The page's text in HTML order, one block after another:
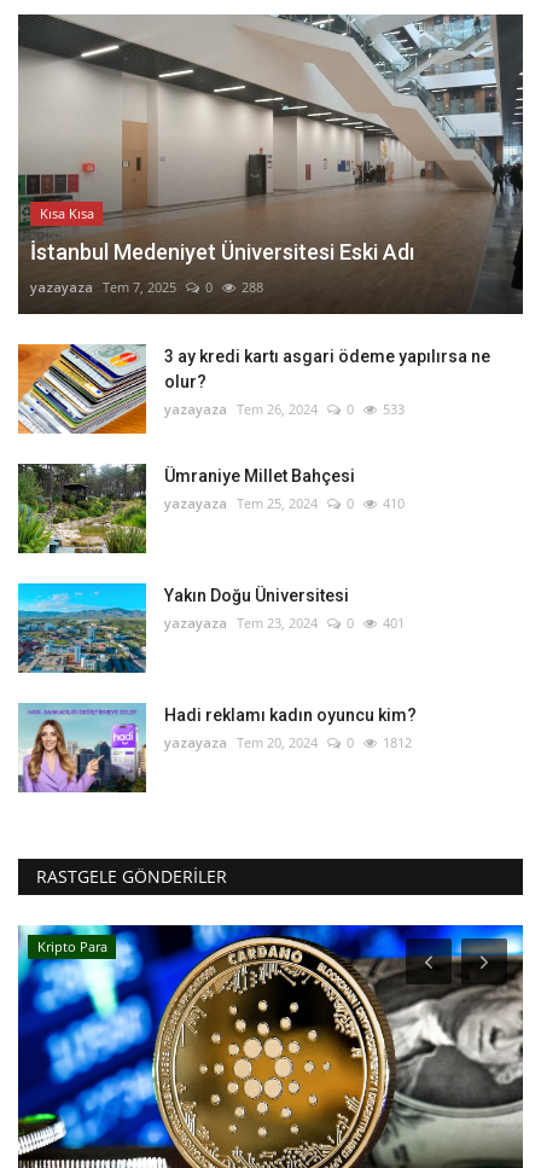
Kısa Kısa
İstanbul Medeniyet Üniversitesi Eski Adı
yazayaza Tem 7, 2025 0 288
3 ay kredi kartı asgari ödeme yapılırsa ne
olur?
yazayaza Tem 26, 2024 0 533
Ümraniye Millet Bahçesi
yazayaza Tem 25, 2024 0 410
Yakın Doğu Üniversitesi
yazayaza Tem 23, 2024 0 401
Hadi reklamı kadın oyuncu kim?
yazayaza Tem 20, 2024 0 1812
RASTGELE GÖNDERILER
Kripto Para